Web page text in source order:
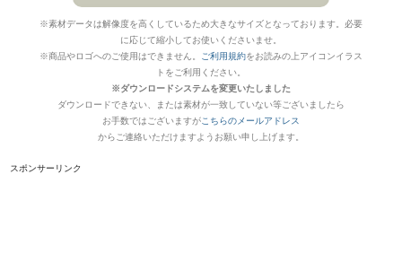
※素材データは解像度を高くしているため大きなサイズとなっております。必要
に応じて縮小してお使いくださいませ。
※商品やロゴへのご使用はできません。
ご利用規約をお読みの上アイコンイラス
トをご利用ください。
※ダウンロードシステムを変更いたしました
ダウンロードできない、または素材が一致していない等ございましたら
お手数ではございますがこちらのメールアドレス
からご連絡いただけますようお願い申し上げます。
スポンサーリンク